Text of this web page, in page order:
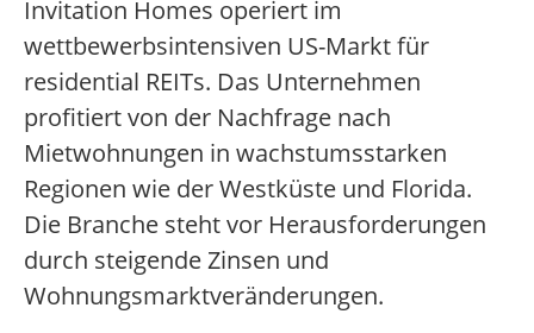
Invitation Homes operiert im
wettbewerbsintensiven US-Markt für
residential REITs. Das Unternehmen
profitiert von der Nachfrage nach
Mietwohnungen in wachstumsstarken
Regionen wie der Westküste und Florida.
Die Branche steht vor Herausforderungen
durch steigende Zinsen und
Wohnungsmarktveränderungen.